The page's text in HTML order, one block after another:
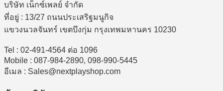
บริษัท เน็กซ์เพลย์ จำกัด
ที่อยู่ : 13/27 ถนนประเสริฐมนูกิจ
แขวงนวลจันทร์ เขตบึงกุ่ม กรุงเทพมหานคร 10230
Tel : 02-491-4564 ต่อ 1096
Mobile : 087-984-2890, 098-990-5445
อีเมล : Sales@nextplayshop.com